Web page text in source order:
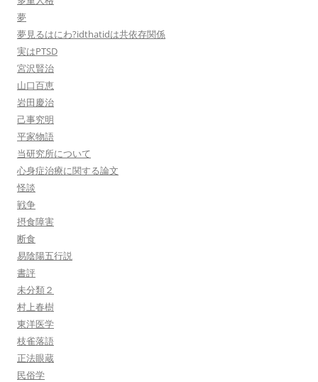
夢
夢見るはにわ?idthatidは共依存関係
実はPTSD
宮沢賢治
山口百恵
岩田慶治
己事究明
平家物語
当研究所について
心身症治療に関する論文
怪談
戦争
摂食障害
断食
易陰陽五行説
書評
未分類２
村上春樹
東洋医学
枝雀落語
正法眼蔵
民俗学